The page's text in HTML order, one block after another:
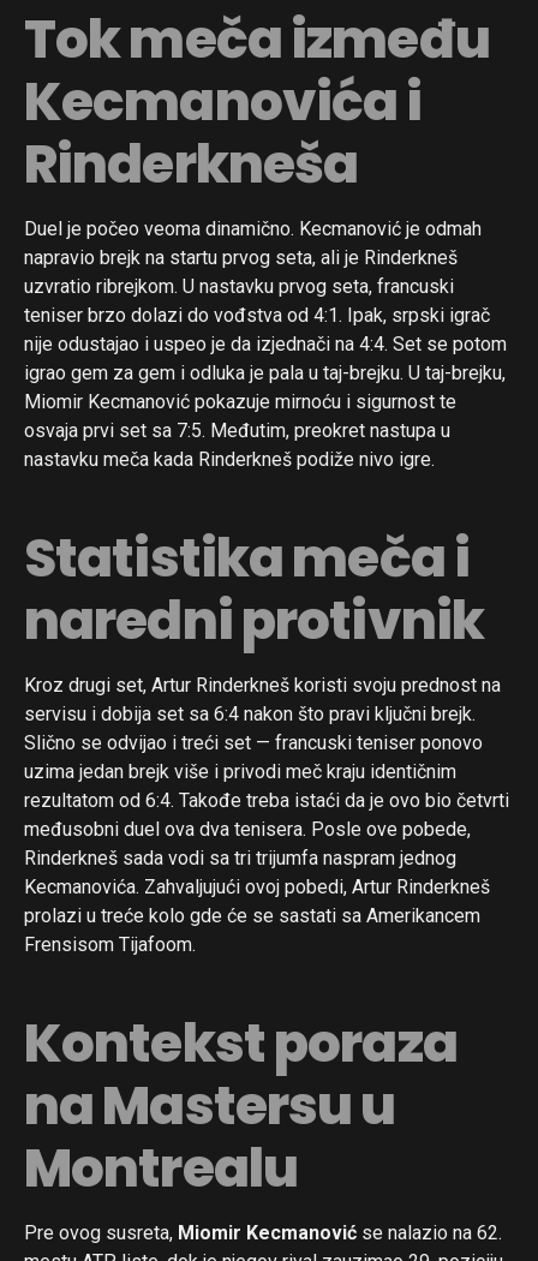
Tok meča između
Kecmanovića i
Rinderkneša
Duel je počeo veoma dinamično. Kecmanović je odmah
napravio brejk na startu prvog seta, ali je Rinderkneš
uzvratio ribrejkom. U nastavku prvog seta, francuski
teniser brzo dolazi do vođstva od 4:1. Ipak, srpski igrač
nije odustajao i uspeo je da izjednači na 4:4. Set se potom
igrao gem za gem i odluka je pala u taj-brejku. U taj-brejku,
Miomir Kecmanović pokazuje mirnoću i sigurnost te
osvaja prvi set sa 7:5. Međutim, preokret nastupa u
nastavku meča kada Rinderkneš podiže nivo igre.
Statistika meča i
naredni protivnik
Kroz drugi set, Artur Rinderkneš koristi svoju prednost na
servisu i dobija set sa 6:4 nakon što pravi ključni brejk.
Slično se odvijao i treći set — francuski teniser ponovo
uzima jedan brejk više i privodi meč kraju identičnim
rezultatom od 6:4. Takođe treba istaći da je ovo bio četvrti
međusobni duel ova dva tenisera. Posle ove pobede,
Rinderkneš sada vodi sa tri trijumfa naspram jednog
Kecmanovića. Zahvaljujući ovoj pobedi, Artur Rinderkneš
prolazi u treće kolo gde će se sastati sa Amerikancem
Frensisom Tijafoom.
Kontekst poraza
na Mastersu u
Montrealu
Pre ovog susreta, Miomir Kecmanović se nalazio na 62.
Flipboard
Pinterest
Whatsapp